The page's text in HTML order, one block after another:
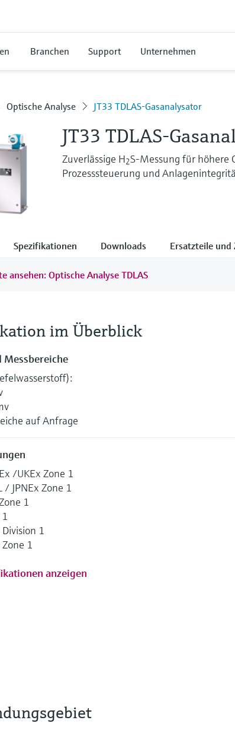
Branchen Support Unternehmen
Optische Analyse JT33 TDLAS-Gasanalysator
JT33 TDLAS-
Zuverlässige H2S-Messung für höhere
Prozesssteuerung und
Spezifikationen Downloads Ersatzteile und
ansehen: Optische Analyse TDLAS
im Überblick
auf Anfrage
/UKEx Zone 1
/ JPNEx Zone 1
1
Division 1
Zone 1
anzeigen